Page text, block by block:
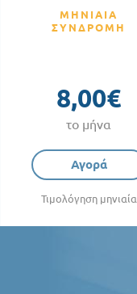
ΜΗΝΙΑΙΑ
ΣΥΝΔΡΟΜΗ
8,00€
το μήνα
Αγορά
Τιμολόγηση μηνιαία